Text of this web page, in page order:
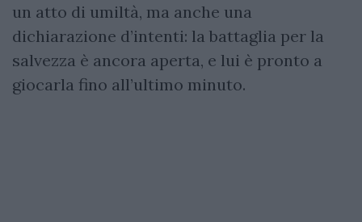
un atto di umiltà, ma anche una
dichiarazione d’intenti: la battaglia per la
salvezza è ancora aperta, e lui è pronto a
giocarla fino all’ultimo minuto.